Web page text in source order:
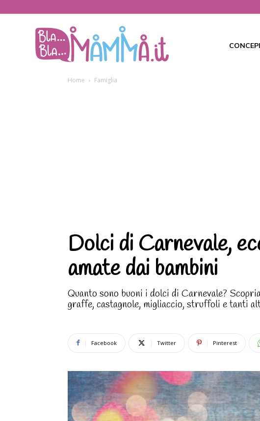
Home Famiglia
Dolci di Carnevale,
amate dai bambini
Quanto sono buoni i dolci di Carnevale?
graffe, castagnole, migliaccio, struffoli e tanti
Facebook Twitter Pinterest